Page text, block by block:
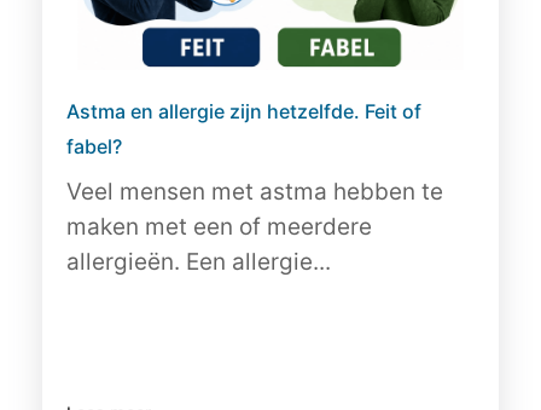
Astma en allergie zijn hetzelfde. Feit of
fabel?
Veel mensen met astma hebben te
maken met een of meerdere
allergieën. Een allergie...